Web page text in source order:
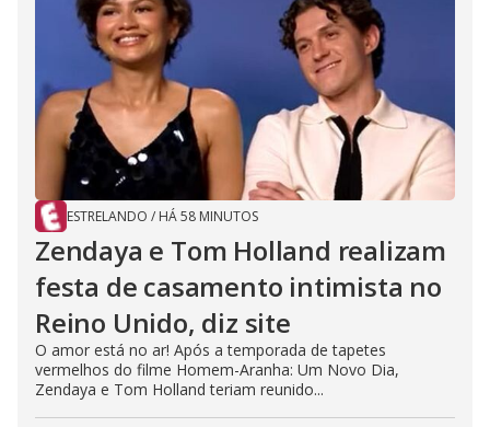
ESTRELANDO / HÁ 58 MINUTOS
Zendaya e Tom Holland realizam
festa de casamento intimista no
Reino Unido, diz site
O amor está no ar! Após a temporada de tapetes
vermelhos do filme Homem-Aranha: Um Novo Dia,
Zendaya e Tom Holland teriam reunido...